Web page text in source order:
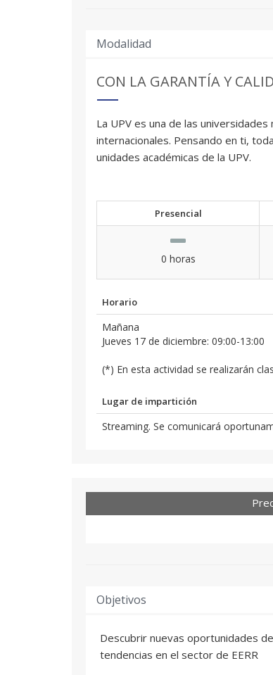
Modalidad
CON LA GARANTÍA Y
La UPV es una de las
internacionales. Pensando en ti,
unidades académicas de la UPV.
Presencial
0 horas
Horario
Mañana
Jueves 17 de diciembre: 09:00-13:00
(*) En esta actividad se realizarán
Lugar de impartición
Streaming. Se comunicará
Objetivos
Descubrir nuevas oportunidades
tendencias en el sector de EERR